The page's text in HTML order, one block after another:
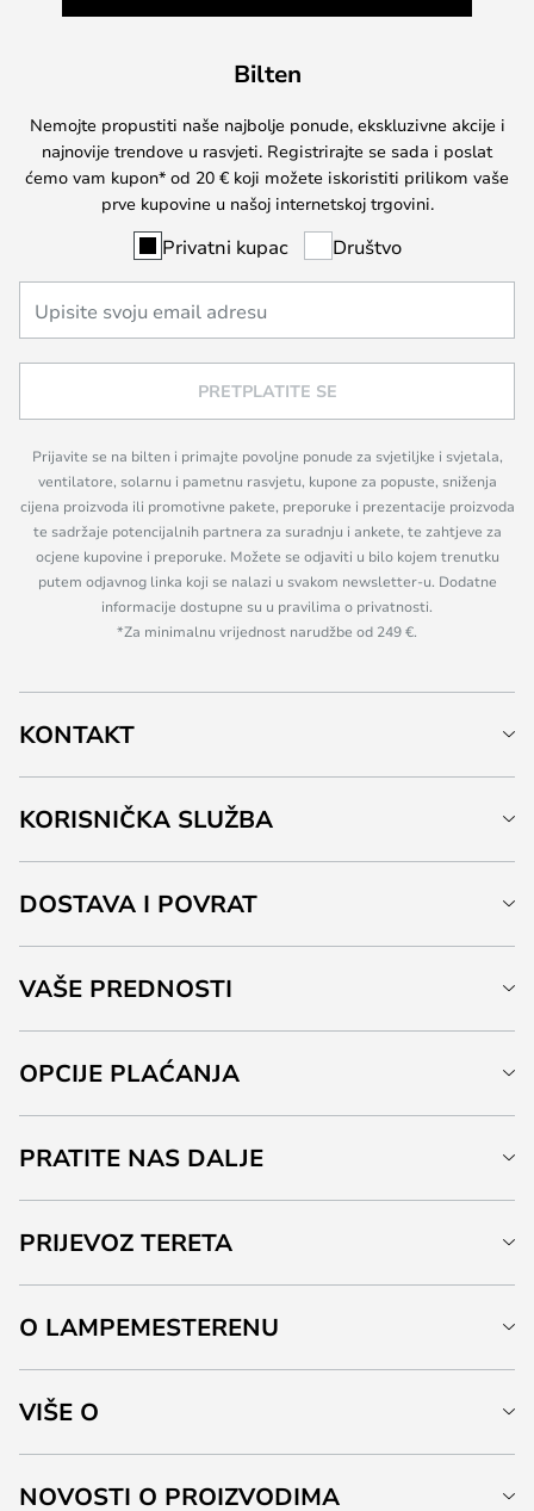
Bilten
Nemojte propustiti naše najbolje ponude, ekskluzivne akcije i
najnovije trendove u rasvjeti. Registrirajte se sada i poslat
ćemo vam kupon* od 20 € koji možete iskoristiti prilikom vaše
prve kupovine u našoj internetskoj trgovini.
Privatni kupac Društvo
PRETPLATITE SE
Prijavite se na bilten i primajte povoljne ponude za svjetiljke i svjetala,
ventilatore, solarnu i pametnu rasvjetu, kupone za popuste, sniženja
cijena proizvoda ili promotivne pakete, preporuke i prezentacije proizvoda
te sadržaje potencijalnih partnera za suradnju i ankete, te zahtjeve za
ocjene kupovine i preporuke. Možete se odjaviti u bilo kojem trenutku
putem odjavnog linka koji se nalazi u svakom newsletter-u. Dodatne
informacije dostupne su u pravilima o privatnosti.
*Za minimalnu vrijednost narudžbe od 249 €.
KONTAKT
KORISNIČKA SLUŽBA
DOSTAVA I POVRAT
VAŠE PREDNOSTI
OPCIJE PLAĆANJA
PRATITE NAS DALJE
PRIJEVOZ TERETA
O LAMPEMESTERENU
VIŠE O
NOVOSTI O PROIZVODIMA